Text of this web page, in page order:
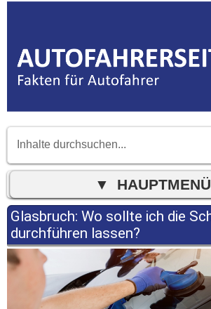
Glasbruch: Wo sollte ich die
durchführen lassen?